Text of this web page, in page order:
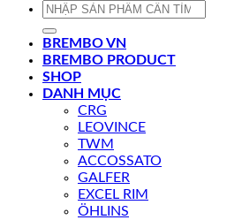
Tìm
BREMBO VN
BREMBO PRODUCT
SHOP
DANH MỤC
CRG
LEOVINCE
TWM
ACCOSSATO
GALFER
EXCEL RIM
ÖHLINS